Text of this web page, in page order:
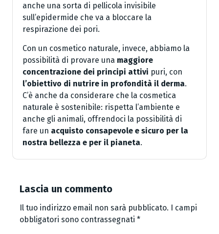
anche una sorta di pellicola invisibile
sull’epidermide che va a bloccare la
respirazione dei pori.
Con un cosmetico naturale, invece, abbiamo la
possibilità di provare una maggiore
concentrazione dei principi attivi puri, con
l’obiettivo di nutrire in profondità il derma.
C’è anche da considerare che la cosmetica
naturale è sostenibile: rispetta l’ambiente e
anche gli animali, offrendoci la possibilità di
fare un acquisto consapevole e sicuro per la
nostra bellezza e per il pianeta.
Lascia un commento
Il tuo indirizzo email non sarà pubblicato. I campi
obbligatori sono contrassegnati *